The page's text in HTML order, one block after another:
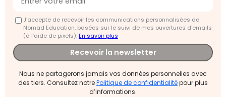
J'accepte de recevoir les communications personnalisées de
Nomad Education, basées sur le suivi de mes ouvertures d'emails
(à l’aide de pixels).En savoir plus
Recevoir la newsletter
Nous ne partagerons jamais vos données personnelles avec
des tiers. Consultez notrePolitique de confidentialitépour plus
d’informations.